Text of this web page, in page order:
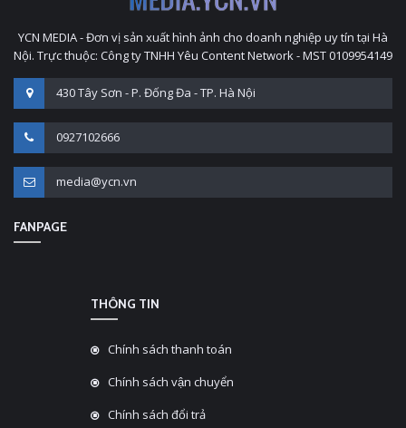
YCN MEDIA - Đơn vị sản xuất hình ảnh cho doanh nghiệp uy tín tại Hà
Nội. Trực thuộc: Công ty TNHH Yêu Content Network - MST 0109954149
430 Tây Sơn - P. Đống Đa - TP. Hà Nội
0927102666
media@ycn.vn
FANPAGE
THÔNG TIN
Chính sách thanh toán
Chính sách vận chuyển
Chính sách đổi trả